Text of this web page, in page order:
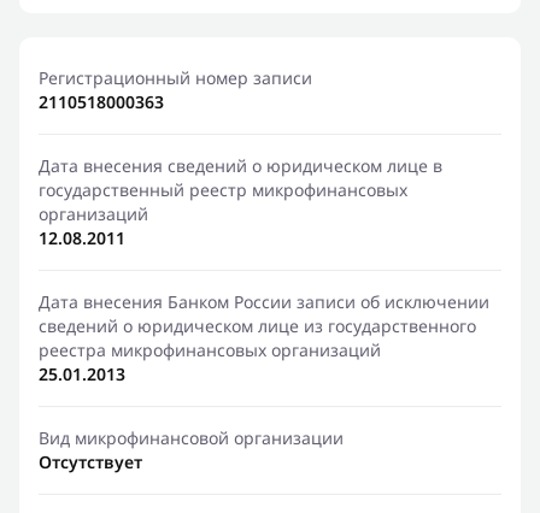
Регистрационный номер записи
2110518000363
Дата внесения сведений о юридическом лице в
государственный реестр микрофинансовых
организаций
12.08.2011
Дата внесения Банком России записи об исключении
сведений о юридическом лице из государственного
реестра микрофинансовых организаций
25.01.2013
Вид микрофинансовой организации
Отсутствует